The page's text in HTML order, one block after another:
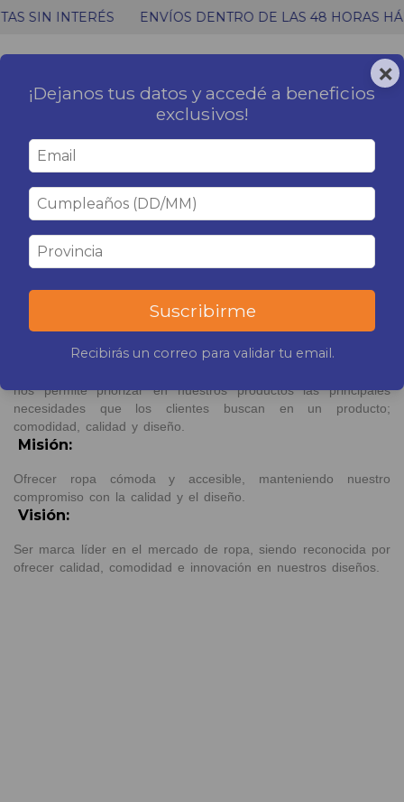
SIN INTERÉS ENVÍOS DENTRO DE LAS 48 HORAS
CARRITO
0
Inicio | Sobre G3
SOBRE G3
Somos la tercera generación de una familia dedicada a la
emprendimiento llamado G3, en alusión a la generación que
representamos.
G3 incorpora todos los conocimientos adquiridos durante
nos permite priorizar en nuestros productos las principales
necesidades que los clientes buscan en un producto;
comodidad, calidad y diseño.
Misión:
Ofrecer ropa cómoda y accesible, manteniendo nuestro
compromiso con la calidad y el diseño.
Visión:
Ser marca líder en el mercado de ropa, siendo reconocida por
ofrecer calidad, comodidad e innovación en nuestros diseños.
×
¡Dejanos tus datos y accedé a beneficios
exclusivos!
Suscribirme
Recibirás un correo para validar tu email.